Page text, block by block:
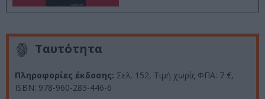
Ταυτότητα
Πληροφορίες έκδοσης: Σελ. 152, Τιμή χωρίς ΦΠΑ: 7 €,
ISBN: 978-960-283-446-6